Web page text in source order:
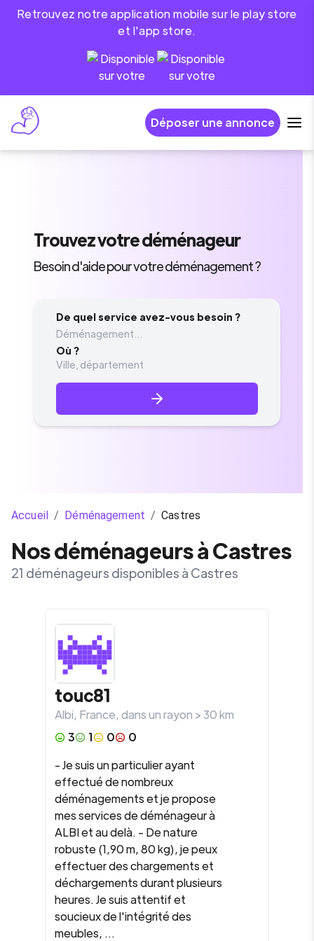
Retrouvez notre application mobile sur le play store
et l'app store.
Déposer une annonce
Trouvezvotre déménageur
Besoin d'aide pour votre déménagement ?
De quel service avez-vous besoin ?
Déménagement...
Où ?
Accueil / Déménagement / Castres
Nos déménageurs à Castres
21 déménageurs disponibles à Castres
touc81
Albi, France, dans un rayon >30km
3
1 0
0
- Je suis un particulier ayant
effectué de nombreux
déménagements et je propose
mes services de déménageur à
ALBI et au delà. - De nature
robuste (1,90 m, 80 kg), je peux
effectuer des chargements et
déchargements durant plusieurs
heures. Je suis attentif et
soucieux de l'intégrité des
meubles, ...